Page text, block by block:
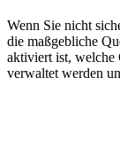
Wenn Sie nicht
die maßgebliche
aktiviert ist,
verwaltet werden